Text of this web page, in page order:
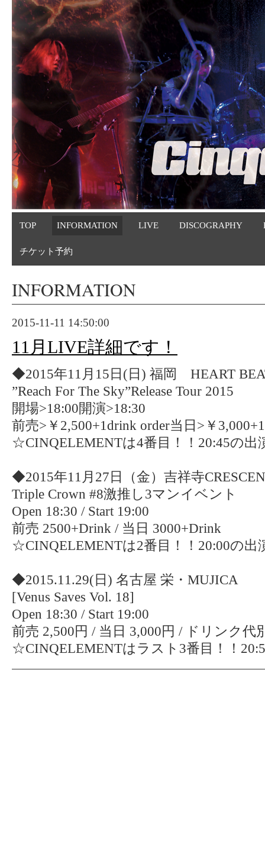
TOP INFORMATION LIVE DISCOGRAPHY
チケット予約
INFORMATION
2015-11-11 14:50:00
11月LIVE詳細です！
◆2015年11月15日(日) 福岡 HEART
”Reach For The Sky”Release Tour 2015
開場>18:00開演>18:30
前売>￥2,500+1drink order当日>￥
☆CINQELEMENTは4番目！！20:45の出
◆2015年11月27日（金）吉祥寺
Triple Crown #8激推し3マンイベント
Open 18:30 / Start 19:00
前売 2500+Drink / 当日 3000+Drink
☆CINQELEMENTは2番目！！20:00の出
◆2015.11.29(日) 名古屋 栄・MUJICA
[Venus Saves Vol. 18]
Open 18:30 / Start 19:00
前売 2,500円 / 当日 3,000円 / ドリンク代
☆CINQELEMENTはラスト3番目！！